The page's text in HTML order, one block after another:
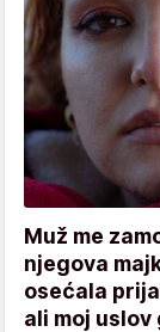
Muž me
njegova
osećala
ali moj uslov